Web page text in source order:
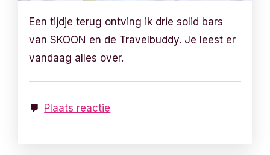
Een tijdje terug ontving ik drie solid bars
van SKOON en de Travelbuddy. Je leest er
vandaag alles over.
Plaats reactie